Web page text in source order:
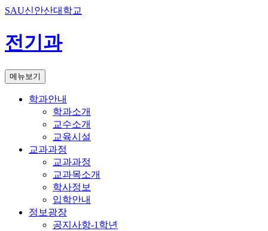
SAU신안산대학교
전기과
메뉴보기
학과안내
학과소개
교수소개
교육시설
교과과정
교과과정
교과목소개
학사정보
입학안내
정보광장
공지사항-1학년